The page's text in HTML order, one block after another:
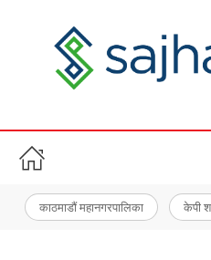
काठमाडौं महानगरपालिका केपी